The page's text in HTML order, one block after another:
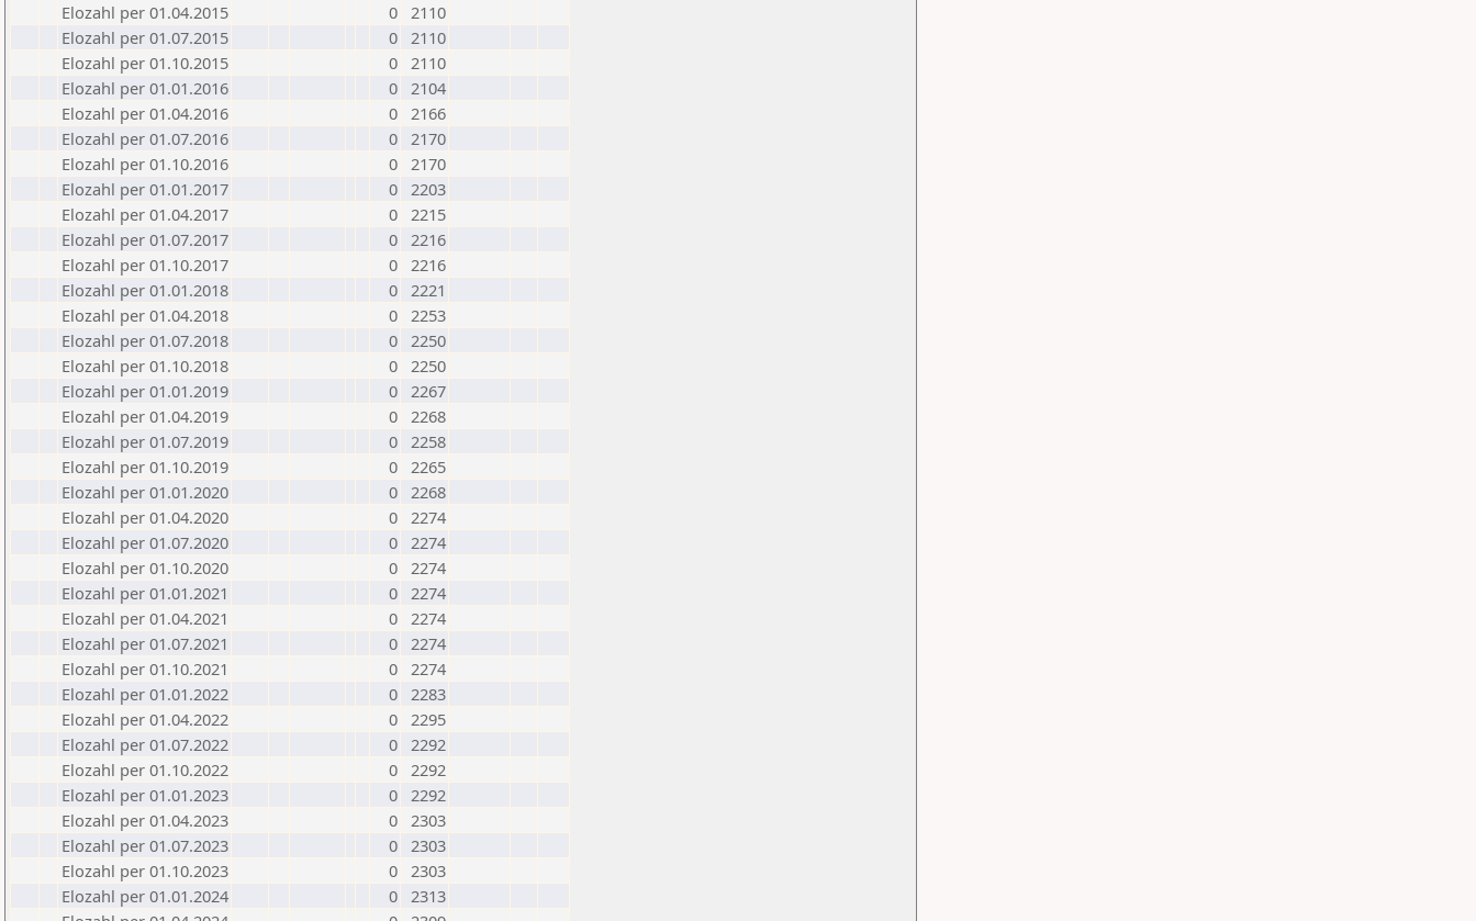
Elozahl per 01.04.2015
0 2110
Elozahl per 01.07.2015
0 2110
Elozahl per 01.10.2015
0 2110
Elozahl per 01.01.2016
0 2104
Elozahl per 01.04.2016
0 2166
Elozahl per 01.07.2016
0 2170
Elozahl per 01.10.2016
0 2170
Elozahl per 01.01.2017
0 2203
Elozahl per 01.04.2017
0 2215
Elozahl per 01.07.2017
0 2216
Elozahl per 01.10.2017
0 2216
Elozahl per 01.01.2018
0 2221
Elozahl per 01.04.2018
0 2253
Elozahl per 01.07.2018
0 2250
Elozahl per 01.10.2018
0 2250
Elozahl per 01.01.2019
0 2267
Elozahl per 01.04.2019
0 2268
Elozahl per 01.07.2019
0 2258
Elozahl per 01.10.2019
0 2265
Elozahl per 01.01.2020
0 2268
Elozahl per 01.04.2020
0 2274
Elozahl per 01.07.2020
0 2274
Elozahl per 01.10.2020
0 2274
Elozahl per 01.01.2021
0 2274
Elozahl per 01.04.2021
0 2274
Elozahl per 01.07.2021
0 2274
Elozahl per 01.10.2021
0 2274
Elozahl per 01.01.2022
0 2283
Elozahl per 01.04.2022
0 2295
Elozahl per 01.07.2022
0 2292
Elozahl per 01.10.2022
0 2292
Elozahl per 01.01.2023
0 2292
Elozahl per 01.04.2023
0 2303
Elozahl per 01.07.2023
0 2303
Elozahl per 01.10.2023
0 2303
Elozahl per 01.01.2024
0 2313